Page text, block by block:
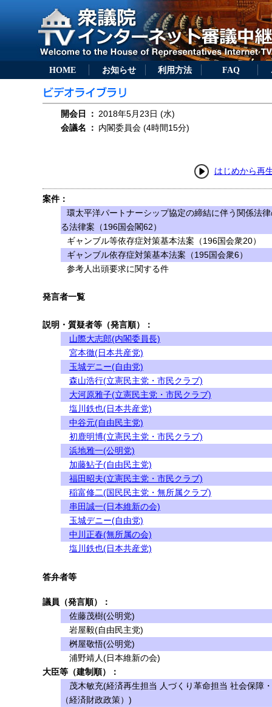
HOME お知らせ 利用方法 FAQ
開会日 ： 2018年5月23日 (水)
会議名
： 内閣委員会 (4時間15分)
はじめから再
案件：
環太平洋パートナーシップ協定の締結に伴う関係法
る法律案（196国会閣62）
ギャンブル等依存症対策基本法案（196国会衆20）
ギャンブル依存症対策基本法案（195国会衆6）
参考人出頭要求に関する件
発言者一覧
説明・質疑者等（発言順）：
山際大志郎(内閣委員長)
宮本徹(日本共産党)
玉城デニー(自由党)
森山浩行(立憲民主党・市民クラブ)
大河原雅子(立憲民主党・市民クラブ)
塩川鉄也(日本共産党)
中谷元(自由民主党)
初鹿明博(立憲民主党・市民クラブ)
浜地雅一(公明党)
加藤鮎子(自由民主党)
福田昭夫(立憲民主党・市民クラブ)
稲富修二(国民民主党・無所属クラブ)
串田誠一(日本維新の会)
玉城デニー(自由党)
中川正春(無所属の会)
塩川鉄也(日本共産党)
答弁者等
議員（発言順）：
佐藤茂樹(公明党)
岩屋毅(自由民主党)
桝屋敬悟(公明党)
浦野靖人(日本維新の会)
大臣等（建制順）：
茂木敏充(経済再生担当 人づくり革命担当 社会保障
（経済財政政策）)